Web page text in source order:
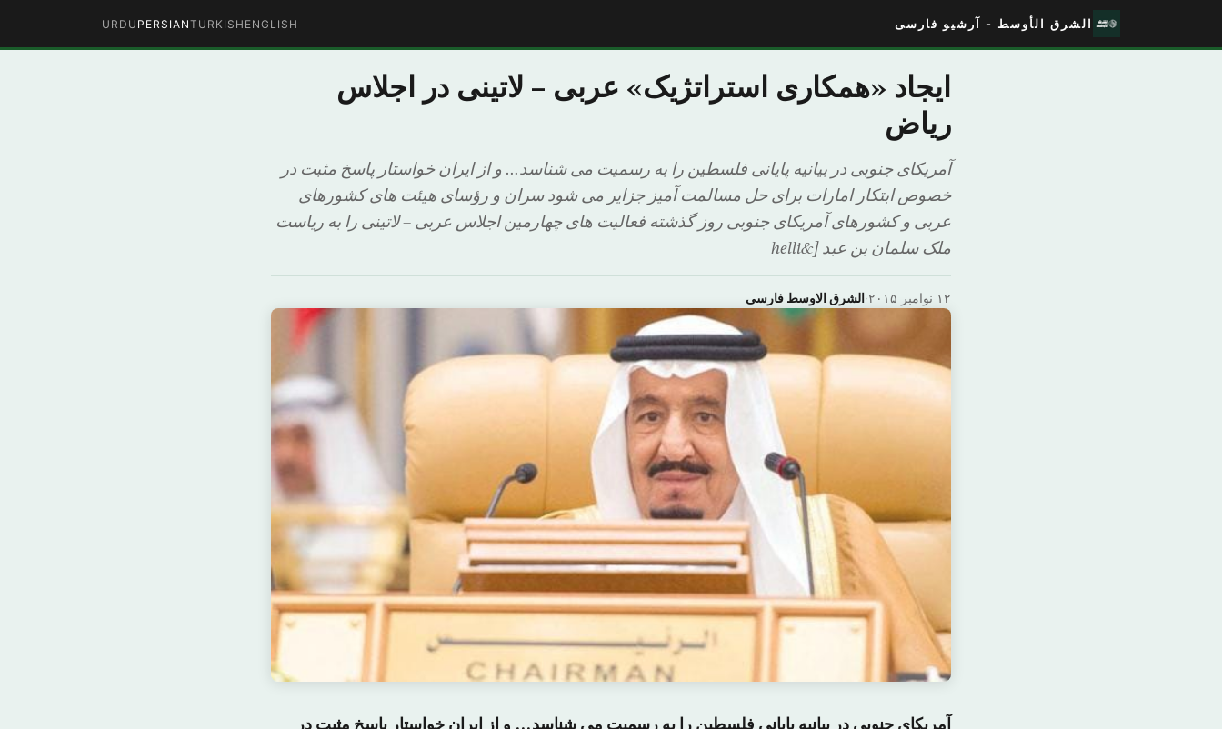
الشرق الأوسط - آرشیو فارسی ENGLISH
TURKISH
PERSIAN
URDU
ایجاد «همکاری استراتژیک» عربی – لاتینی در اجلاس
ریاض
آمریکای جنوبی در بیانیه پایانی فلسطین را به رسمیت می شناسد… و از ایران خواستار پاسخ مثبت در
خصوص ابتکار امارات برای حل مسالمت آمیز جزایر می شود سران و رؤسای هیئت های کشورهای
عربی و کشورهای آمریکای جنوبی روز گذشته فعالیت های چهارمین اجلاس عربی – لاتینی را به ریاست
ملک سلمان بن عبد [&helli
الشرق الاوسط فارسی· ۱۲ نوامبر ۲۰۱۵
آمریکای جنوبی در بیانیه پایانی فلسطین را به رسمیت می شناسد… و از ایران خواستار پاسخ مثبت در